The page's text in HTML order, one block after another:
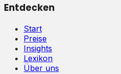
Entdecken
Start
Preise
Insights
Lexikon
Über uns